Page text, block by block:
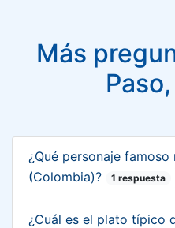
Más
¿Qué personaje
(Colombia)?
1 respuesta
¿Cuál es el plato típico